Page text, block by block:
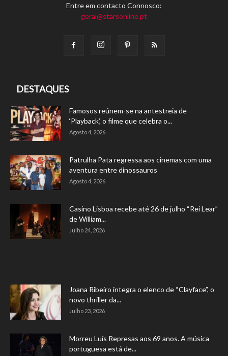
Entre em contacto Connosco:
geral@starsonline.pt
DESTAQUES
Famosos reúnem-se na antestreia de
‘Playback’, o filme que celebra o...
Agosto 4, 2026
Patrulha Pata regressa aos cinemas com uma
aventura entre dinossauros
Agosto 4, 2026
Casino Lisboa recebe até 26 de julho “Rei Lear”
de William...
Julho 24, 2026
Joana Ribeiro integra o elenco de “Clayface”, o
novo thriller da...
Julho 23, 2026
Morreu Luís Represas aos 69 anos. A música
portuguesa está de...